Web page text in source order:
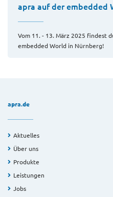
apra auf der embedded
Vom 11. - 13. März 2025 findest
embedded World in Nürnberg!
apra.de
Aktuelles
Über uns
Produkte
Leistungen
Jobs